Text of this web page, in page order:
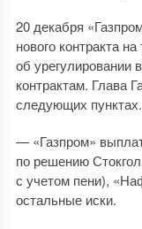
20 декабря
нового контракта
об урегулировании
контрактам. Глава
следующих пунктах.
— «Газпром»
по решению
с учетом пени),
остальные иски.